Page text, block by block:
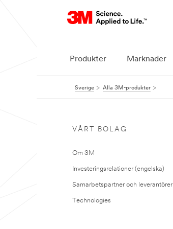
Produkter Marknader
Sverige Alla 3M-produkter
VÅRT BOLAG
Om 3M
Investeringsrelationer (engelska)
Samarbetspartner och leverantörer
Technologies